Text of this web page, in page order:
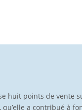
huit points de
qu’elle a contribué à